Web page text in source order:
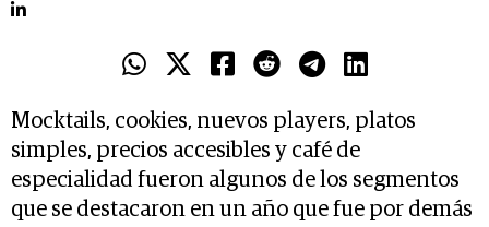
Mocktails, cookies, nuevos players, platos
simples, precios accesibles y café de
especialidad fueron algunos de los segmentos
que se destacaron en un año que fue por demás